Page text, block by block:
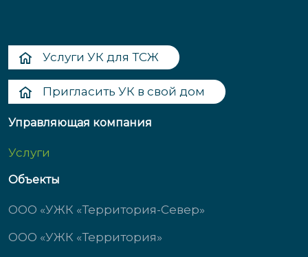
Услуги УК для ТСЖ
Пригласить УК в свой дом
Управляющая компания
Услуги
Объекты
ООО «УЖК «Территория-Север»
ООО «УЖК «Территория»